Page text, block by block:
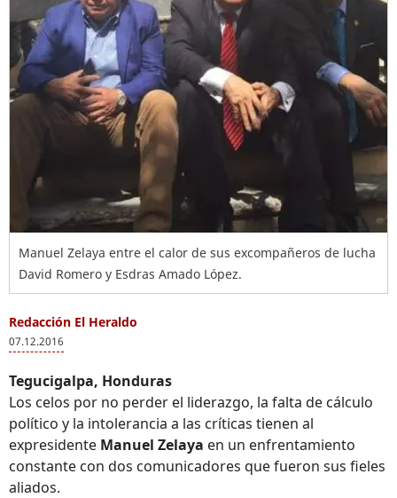
Manuel Zelaya entre el calor de sus excompañeros de lucha
David Romero y Esdras Amado López.
Redacción El Heraldo
07.12.2016
Tegucigalpa, Honduras
Los celos por no perder el liderazgo, la falta de cálculo
político y la intolerancia a las críticas tienen al
expresidente Manuel Zelaya en un enfrentamiento
constante con dos comunicadores que fueron sus fieles
aliados.